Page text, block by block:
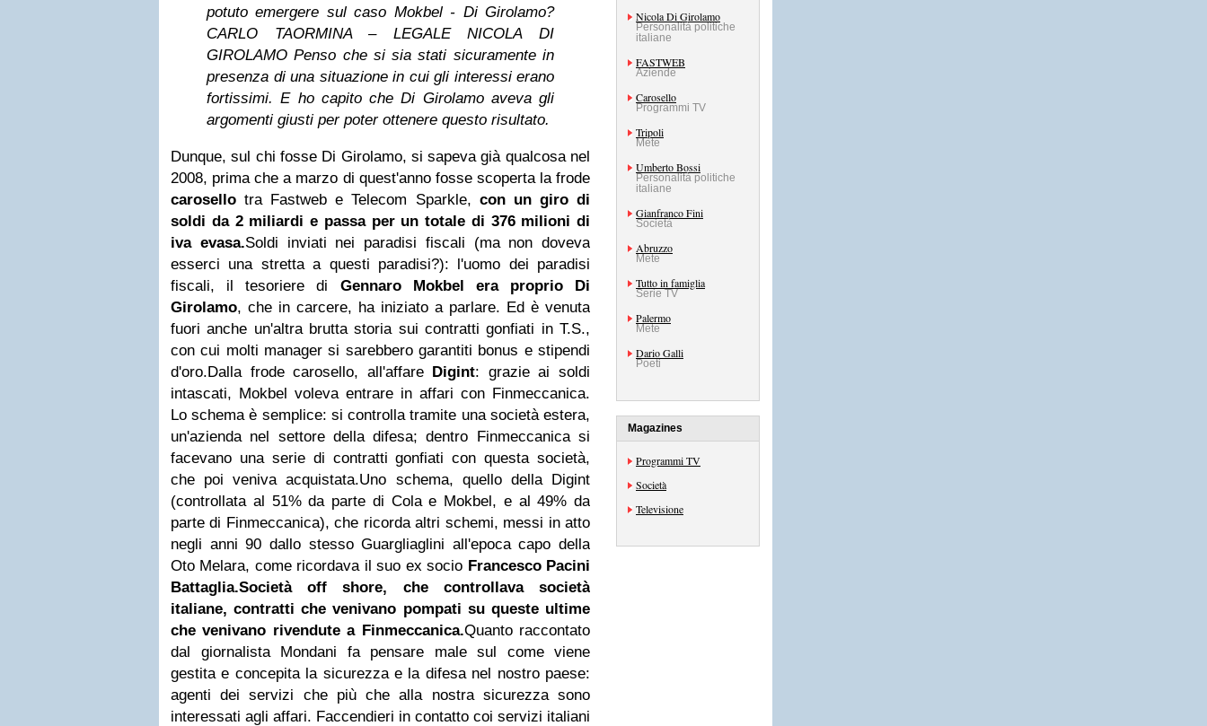
potutoemergere sul caso Mokbel - Di Girolamo?
CARLO TAORMINA – LEGALE NICOLA DI
GIROLAMOPenso che si sia stati sicuramente in
presenza di una situazione in cui gli interessi erano
fortissimi. E ho capito che Di Girolamo aveva gli
argomenti giusti per poter ottenere questo risultato.
Dunque, sul chi fosse Di Girolamo, si sapeva già qualcosa nel
2008, prima che a marzo di quest'anno fosse scoperta la frode
carosello tra Fastweb e Telecom Sparkle, con un giro di
soldi da 2 miliardi e passa per un totale di 376 milioni di
iva evasa.Soldi inviati nei paradisi fiscali (ma non doveva
esserci una stretta a questi paradisi?): l'uomo dei paradisi
fiscali, il tesoriere di Gennaro Mokbel era proprio Di
Girolamo, che in carcere, ha iniziato a parlare. Ed è venuta
fuori anche un'altra brutta storia sui contratti gonfiati in T.S.,
con cui molti manager si sarebbero garantiti bonus e stipendi
d'oro.Dalla frode carosello, all'affare Digint: grazie ai soldi
intascati, Mokbel voleva entrare in affari con Finmeccanica.
Lo schema è semplice: si controlla tramite una società estera,
un'azienda nel settore della difesa; dentro Finmeccanica si
facevano una serie di contratti gonfiati con questa società,
che poi veniva acquistata.Uno schema, quello della Digint
(controllata al 51% da parte di Cola e Mokbel, e al 49% da
parte di Finmeccanica), che ricorda altri schemi, messi in atto
negli anni 90 dallo stesso Guargliaglini all'epoca capo della
Oto Melara, come ricordava il suo ex socio Francesco Pacini
Battaglia.Società off shore, che controllava società
italiane, contratti che venivano pompati su queste ultime
che venivano rivendute a Finmeccanica.Quanto raccontato
dal giornalista Mondani fa pensare male sul come viene
gestita e concepita la sicurezza e la difesa nel nostro paese:
agenti dei servizi che più che alla nostra sicurezza sono
interessati agli affari. Faccendieri in contatto coi servizi italiani
Nicola Di Girolamo
Personalità politiche
italiane
FASTWEB
Aziende
Carosello
Programmi TV
Tripoli
Mete
Umberto Bossi
Personalità politiche
italiane
Gianfranco Fini
Società
Abruzzo
Mete
Tutto in famiglia
Serie TV
Palermo
Mete
Dario Galli
Poeti
Magazines
Programmi TV
Società
Televisione